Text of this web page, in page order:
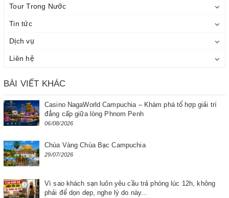
Tour Trong Nước
Tin tức
Dịch vụ
Liên hệ
BÀI VIẾT KHÁC
Casino NagaWorld Campuchia – Khám phá tổ hợp giải trí
đẳng cấp giữa lòng Phnom Penh
06/08/2026
Chùa Vàng Chùa Bạc Campuchia
29/07/2026
Vì sao khách sạn luôn yêu cầu trả phòng lúc 12h, không
phải để dọn dẹp, nghe lý do này...